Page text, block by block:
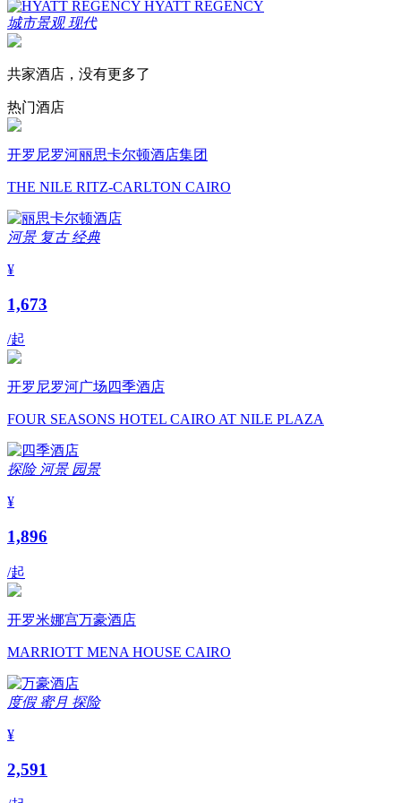
城市景观 现代
共家酒店，没有更多了
热门酒店
开罗尼罗河丽思卡尔顿酒店集团
THE NILE RITZ-CARLTON CAIRO
河景 复古 经典
¥
1,673
/起
开罗尼罗河广场四季酒店
FOUR SEASONS HOTEL CAIRO AT NILE PLAZA
探险 河景 园景
¥
1,896
/起
开罗米娜宫万豪酒店
MARRIOTT MENA HOUSE CAIRO
度假 蜜月 探险
¥
2,591